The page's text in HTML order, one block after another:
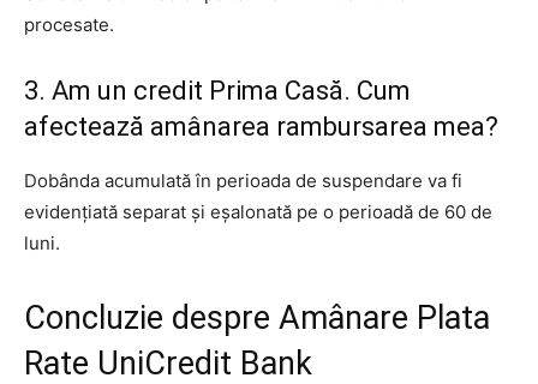
procesate.
3. Am un credit Prima Casă. Cum
afectează amânarea rambursarea mea?
Dobânda acumulată în perioada de suspendare va fi
evidențiată separat și eșalonată pe o perioadă de 60 de
luni.
Concluzie despre Amânare Plata
Rate UniCredit Bank